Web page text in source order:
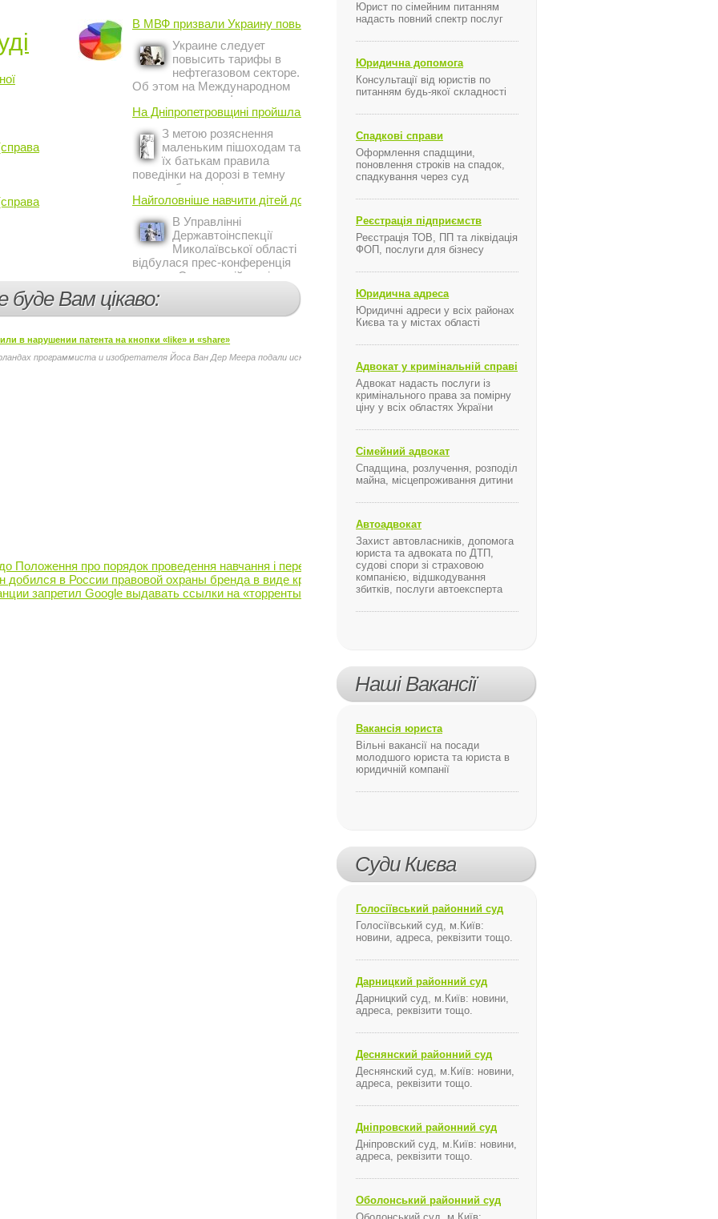
В МВФ призвали Украину повысить ...
Украине следует
повысить тарифы в
нефтегазовом секторе.
Об этом на Международном
инвестиционном форуме в
Киеве заявил постоянный
представитель МВФ на
Украине Жером Ваше.
На Дніпропетровщині пройшла акція ...
З метою розяснення
маленьким пішоходам та
їх батькам правила
поведінки на дорозі в темну
пору доби, працівники сектору
профілактичної роботи відділу
ДАІ з обслуговування міста
Кривий Ріг провели ...
Найголовніше навчити дітей дотримуватися ...
В Управлінні
Державтоінспекції
Миколаївської області
відбулася прес-конференція
на тему Стан аварійності за
пішоходів.
буде Вам цікаво:
в нарушении патента на кнопки «like» и «share»
программиста и изобретателя Йоса Ван Дер Меера подали иск к компании Facebook из-за кнопок «like» и «share», сообщает Agence France-Presse.
Положення про порядок проведення навчання і перевірки знань з питань охорони праці в закладах, установах, організаціях,
добился в России правовой охраны бренда в виде красной подошвы обуви
запретил Google выдавать ссылки на «торренты»
Юрист по сімейним питанням
надасть повний спектр послуг
Юридична допомога
Консультації від юристів по
питанням будь-якої складності
Спадкові справи
Оформлення спадщини,
поновлення строків на спадок,
спадкування через суд
Реєстрація підприємств
Реєстрація ТОВ, ПП та ліквідація
ФОП, послуги для бізнесу
Юридична адреса
Юридичні адреси у всіх районах
Києва та у містах області
Адвокат у кримінальній справі
Адвокат надасть послуги із
кримінального права за помірну
ціну у всіх областях України
Сімейний адвокат
Спадщина, розлучення, розподіл
майна, місцепроживання дитини
Автоадвокат
Захист автовласників, допомога
юриста та адвоката по ДТП,
судові спори зі страховою
компанією, відшкодування
збитків, послуги автоексперта
Наші Вакансії
Вакансія юриста
Вільні вакансії на посади
молодшого юриста та юриста в
юридичній компанії
Суди Києва
Голосіївський районний суд
Голосіївський суд, м.Київ:
новини, адреса, реквізити тощо.
Дарницкий районний суд
Дарницкий суд, м.Київ: новини,
адреса, реквізити тощо.
Деснянский районний суд
Деснянский суд, м.Київ: новини,
адреса, реквізити тощо.
Дніпровский районний суд
Дніпровский суд, м.Київ: новини,
адреса, реквізити тощо.
Оболонський районний суд